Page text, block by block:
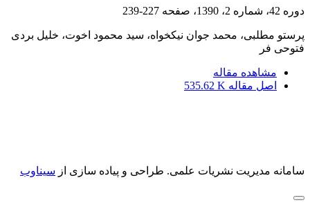
دوره 42، شماره 2، 1390، صفحه 227-239
پرستو مطلبی، محمد جوان نیکخواه، سید محمود اخوت، خلیل بردی
فتوحی فر
مشاهده مقاله
اصل مقاله 535.62 K
سامانه مدیریت نشریات علمی. طراحی و پیاده سازی از سیناوب